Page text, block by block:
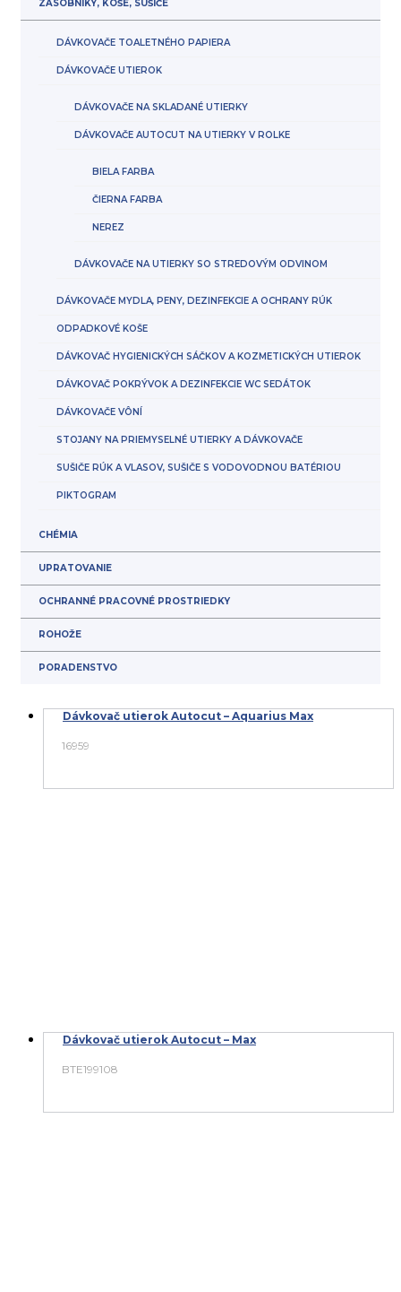
ZÁSOBNÍKY, KOŠE, SUŠIČE
DÁVKOVAČE TOALETNÉHO PAPIERA
DÁVKOVAČE UTIEROK
DÁVKOVAČE NA SKLADANÉ UTIERKY
DÁVKOVAČE AUTOCUT NA UTIERKY V ROLKE
BIELA FARBA
ČIERNA FARBA
NEREZ
DÁVKOVAČE NA UTIERKY SO STREDOVÝM ODVINOM
DÁVKOVAČE MYDLA, PENY, DEZINFEKCIE A OCHRANY RÚK
ODPADKOVÉ KOŠE
DÁVKOVAČ HYGIENICKÝCH SÁČKOV A KOZMETICKÝCH UTIEROK
DÁVKOVAČ POKRÝVOK A DEZINFEKCIE WC SEDÁTOK
DÁVKOVAČE VÔNÍ
STOJANY NA PRIEMYSELNÉ UTIERKY A DÁVKOVAČE
SUŠIČE RÚK A VLASOV, SUŠIČE S VODOVODNOU BATÉRIOU
PIKTOGRAM
CHÉMIA
UPRATOVANIE
OCHRANNÉ PRACOVNÉ PROSTRIEDKY
ROHOŽE
PORADENSTVO
Dávkovač utierok Autocut – Aquarius Max
16959
Dávkovač utierok Autocut – Max
BTE199108